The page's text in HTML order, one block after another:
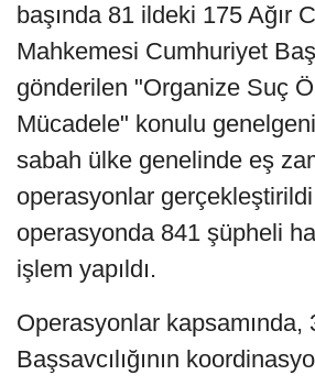
başında 81 ildeki 175 Ağır
Mahkemesi Cumhuriyet
gönderilen "Organize Suç
Mücadele" konulu
sabah ülke genelinde eş
operasyonlar
operasyonda 841 şüpheli
işlem yapıldı.
Operasyonlar kapsamında,
Başsavcılığının